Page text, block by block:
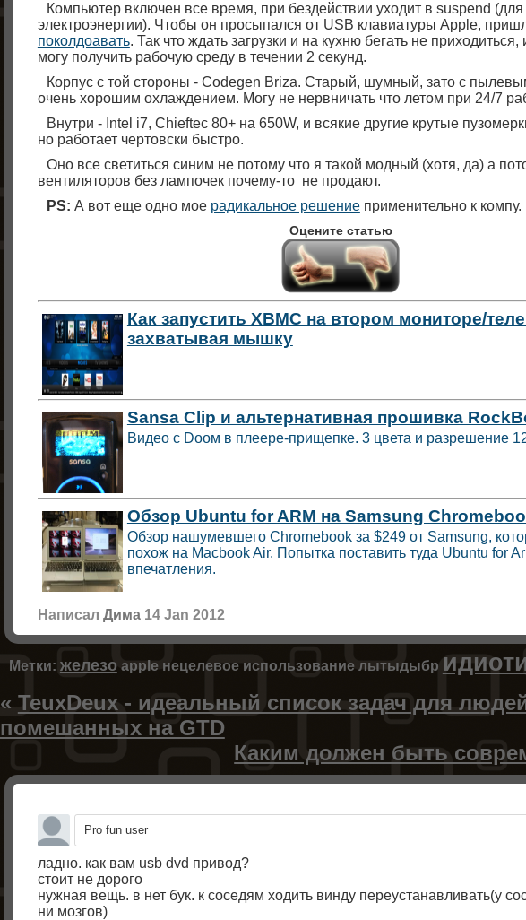
Компьютер включен все время, при бездействии уходит в suspend
электроэнергии). Чтобы он просыпался от USB клавиатуры Apple,
поколдоавать. Так что ждать загрузки и на кухню бегать не приходиться,
могу получить рабочую среду в течении 2 секунд.
Корпус с той стороны - Codegen Briza. Старый, шумный, зато с
очень хорошим охлаждением. Могу не нервничать что летом при 24/7
Внутри - Intel i7, Chieftec 80+ на 650W, и всякие другие крутые
но работает чертовски быстро.
Оно все светиться синим не потому что я такой модный (хотя, да) а
вентиляторов без лампочек почему-то не продают.
PS: А вот еще одно мое радикальное решениеприменительно к компу.
Оцените статью
Как запустить XBMC на втором мониторе/
захватывая мышку
Sansa Clip и альтернативная прошивка
Видео с Dooм в плеере-прищепке. 3 цвета и разрешение
Обзор Ubuntu for ARM на Samsung
Обзор нашумевшего Chromebook за $249 от Samsung,
похож на Macbook Air. Попытка поставить туда Ubuntu for
впечатления.
Написал Дима14 Jan 2012
Метки: железо apple нецелевое использование лытыдыбр
« TeuxDeux - идеальный список задач для
помешанных на GTD
Каким должен быть
Pro fun user
ладно. как вам usb dvd привод?
стоит не дорого
нужная вещь. в нет бук. к соседям ходить винду переустанавливать(у
ни мозгов)